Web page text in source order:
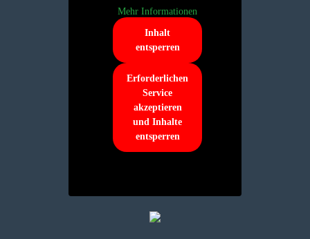
Mehr Informationen
Inhalt
entsperren
Erforderlichen
Service
akzeptieren
und Inhalte
entsperren